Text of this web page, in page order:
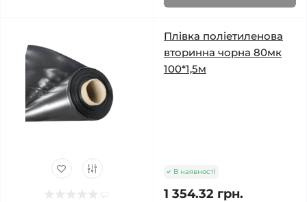
Плівка поліетиленова
вторинна чорна 80мк
100*1,5м
В наявності
1 354.32 грн.